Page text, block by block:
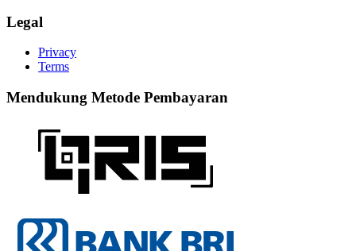
Legal
Privacy
Terms
Mendukung Metode Pembayaran